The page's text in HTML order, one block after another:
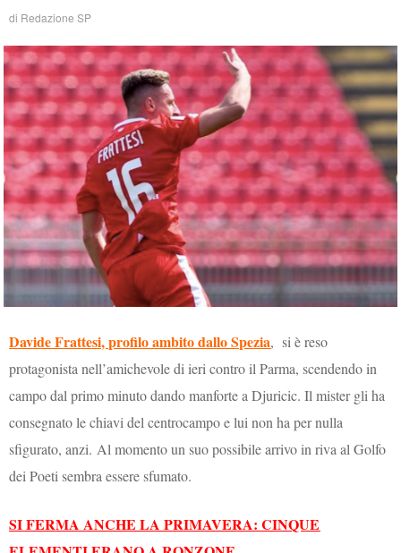
di Redazione SP
Davide Frattesi, profilo ambito dallo Spezia, si è reso
protagonista nell’amichevole di ieri contro il Parma, scendendo in
campo dal primo minuto dando manforte a Djuricic. Il mister gli ha
consegnato le chiavi del centrocampo e lui non ha per nulla
sfigurato, anzi. Al momento un suo possibile arrivo in riva al Golfo
dei Poeti sembra essere sfumato.
SI FERMA ANCHE LA PRIMAVERA: CINQUE